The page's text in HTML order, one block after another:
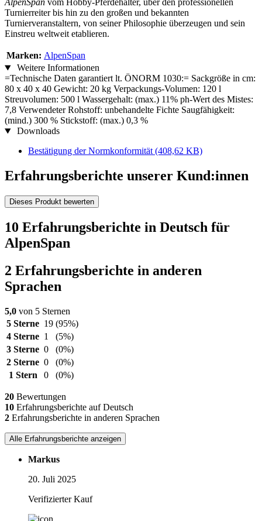
AlpenSpan vom Hobby-Pferdehalter, über den professionellen
Turnierreiter bis hin zu den großen und bekannten
Turnierveranstaltern, von seiner Philosophie überzeugen und sein
Einstreu weltweit etablieren.
Marken: AlpenSpan
Weitere Informationen
=Technische Daten garantiert lt. ÖNORM 1030:= Sackgröße in cm:
80 x 40 x 40 Gewicht: 20 kg Verpackungs-Volumen: 120 l
Streuvolumen: 500 l Wassergehalt: (max.) 11% ph-Wert des Mistes:
7,8 Verwendeter Rohstoff: unbehandelte Fichte Saugfähigkeit:
(mind.) 300 % Stickstoff: (max.) 0,3 %
Downloads
Bestätigung der Normkonformität (408,62 KB)
Erfahrungsberichte unserer Kund:innen
Dieses Produkt bewerten
10 Erfahrungsberichte in Deutsch für
AlpenSpan
2 Erfahrungsberichte in anderen
Sprachen
5,0 von 5 Sternen
5 Sterne 19 (95%)
4 Sterne 1
(5%)
3 Sterne 0
(0%)
2 Sterne 0
(0%)
1 Stern
0 (0%)
20 Bewertungen
10 Erfahrungsberichte auf Deutsch
2 Erfahrungsberichte in anderen Sprachen
Alle Erfahrungsberichte anzeigen
Markus
20. Juli 2025
Verifizierter Kauf